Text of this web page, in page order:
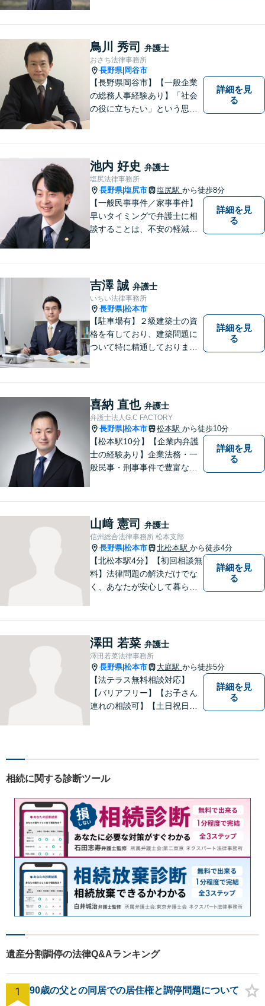
鳥川 秀司 弁護士
おさち法律事務所
長野県| 岡谷市
【長野県岡谷市】【一般企業
の総務人事経験あり】「社会
の役に立ちたい」という思い
谷市・長野県中南信の人々の
権利を守るために懸命に働き
ます。離婚・借金・交通事故
などお気軽にご相談くださ
い。
詳細を見
る
池内 好史 弁護士
塩尻法律事務所
長野県|塩尻市 塩尻駅 から徒歩8分
【一般民事事件／家事事件】
早いタイミングで弁護士に相
談することは、不安の軽減、
さい。
詳細を見
る
吉澤 誠 弁護士
いちい法律事務所
長野県|松本市
【駐車場有】２級建築士の資
格を有しており、建築問題に
ついて特に精通しておりま
対応を心がけております。お
忙しい方もお気軽にご相談く
ださい。
詳細を見
る
喜納 直也 弁護士
弁護士法人G.C FACTORY
長野県|松本市 松本駅 から徒歩10分
【松本駅10分】【企業内弁護
士の経験あり】企業法務・一
般民事・刑事事件で豊富な実
供します。
詳細を見
る
山﨑 憲司 弁護士
信州総合法律事務所 松本支部
長野県|松本市 北松本駅 から徒歩4分
【北松本駅4分】【初回相談無
料】法律問題の解決だけでな
く、あなたが安心して暮らせ
せください。お気持ちに寄り
添い、より良い選択ができる
よう全力を尽くします。【法
テラス利用可】
詳細を見
る
澤田 若菜 弁護士
澤田若菜法律事務所
長野県|松本市 大庭駅 から徒歩5分
【法テラス無料相談対応】
【バリアフリー】【お子さん
連れの相談可】【土日祝日応
詳細を見
る
相続に関する診断ツール
遺産分割調停の法律Q&Aランキング
1 90歳の父との同居での居住権と調停問題について